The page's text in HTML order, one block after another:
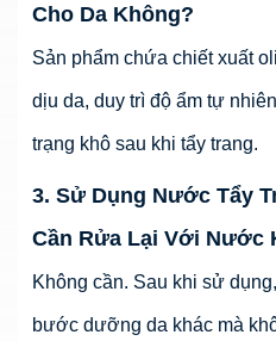
Cho Da Không?
Sản phẩm chứa chiết xuất
dịu da, duy trì độ ẩm tự
trạng khô sau khi tẩy trang.
3. Sử Dụng Nước Tẩy
Cần Rửa Lại Với Nước
Không cần. Sau khi sử
bước dưỡng da khác mà